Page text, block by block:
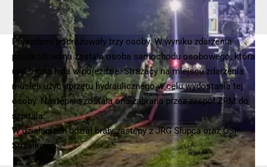
Pojazdami podróżowały trzy osoby. W wyniku zdarzenia
poszkodowana została osoba samochodu osobowego, która
uwięziona była w pojeździe. Strażacy na miejscu zdarzenia
musieli użyć sprzętu hydraulicznego w celu wydostania tej
osoby. Następnie została ona zabrana przez zespół ZRM do
szpitala.
W działaniach udział brały zastepy z JRG Słupca oraz OSP
Strzałkowo.
- Reklama -
© 2025 – Wielkopolska 112, Wszelkie prawa zastrzeżone |hvln.pl